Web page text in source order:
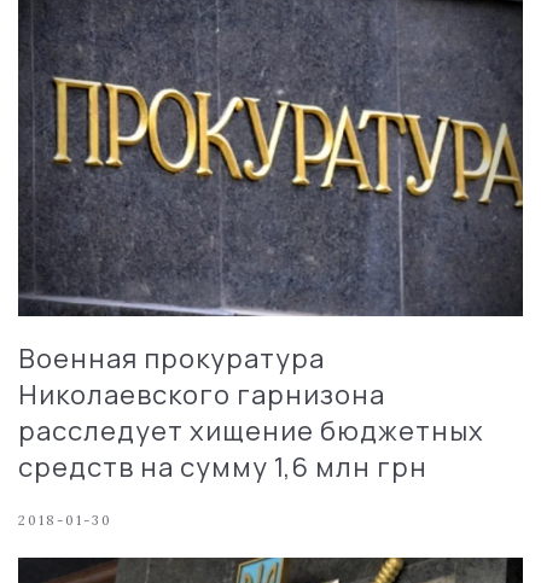
Военная прокуратура
Николаевского гарнизона
расследует хищение бюджетных
средств на сумму 1,6 млн грн
2018-01-30